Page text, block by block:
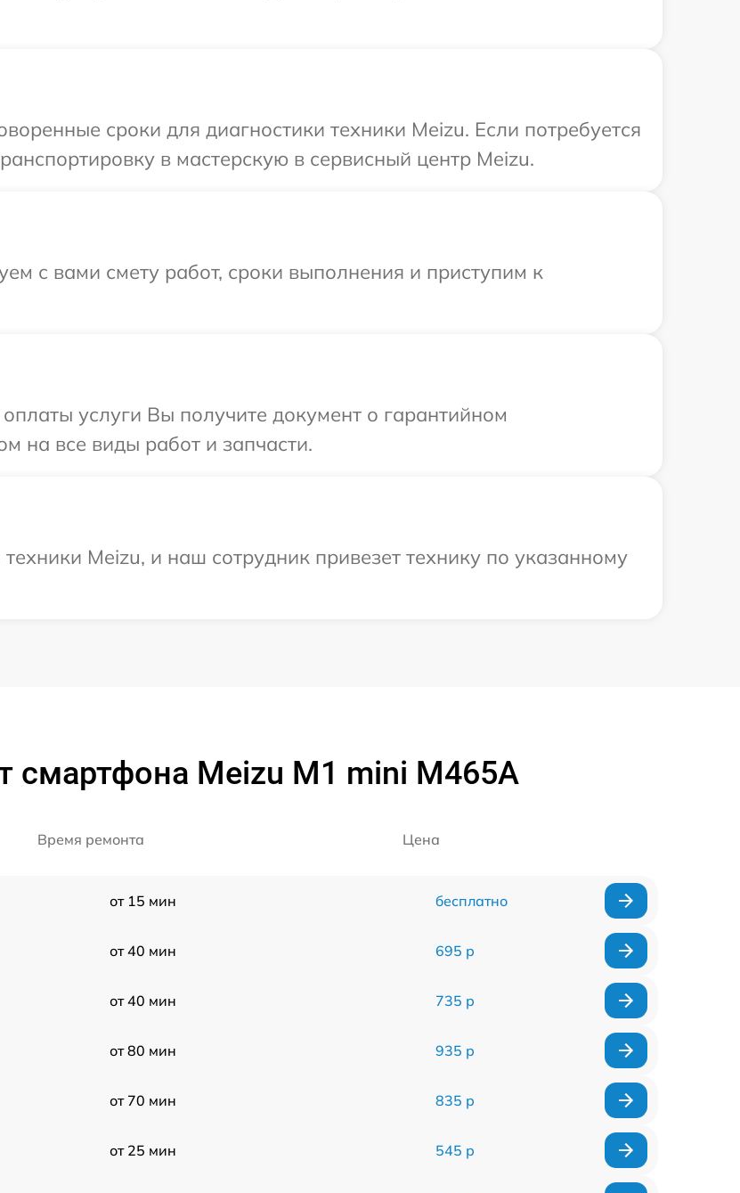
сроки для диагностики техники Meizu. Если потребуется
в мастерскую в сервисный центр Meizu.
с вами смету работ, сроки выполнения и приступим к
услуги Вы получите документ о гарантийном
на все виды работ и запчасти.
Meizu, и наш сотрудник привезет технику по указанному
смартфона Meizu M1 mini M465A
Время ремонта Цена
от 15 мин бесплатно
от 40 мин 695 р
от 40 мин 735 р
от 80 мин 935 р
от 70 мин 835 р
от 25 мин 545 р